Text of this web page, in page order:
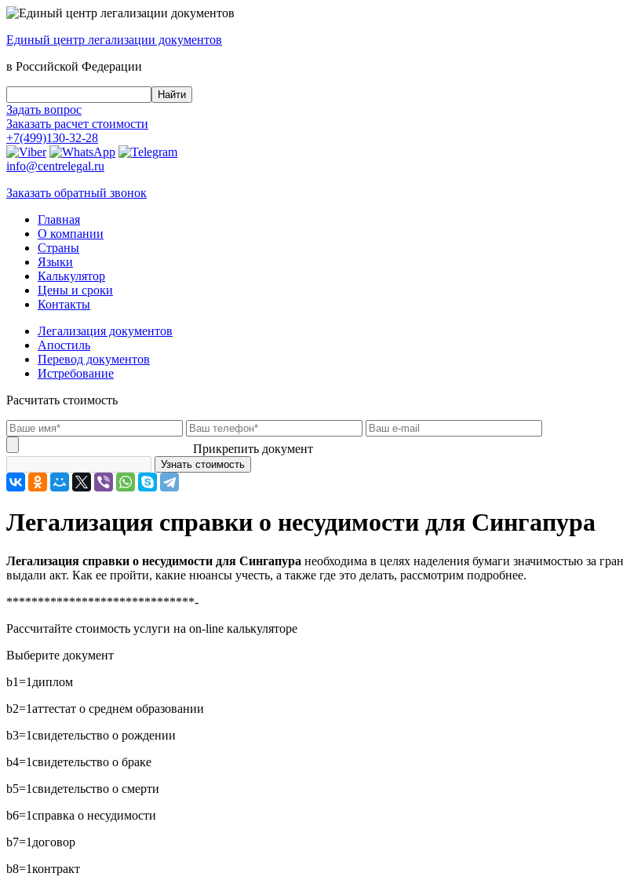
Единый центр легализации документов
в Российской Федерации
Задать вопрос
Заказать расчет стоимости
+7(499)130-32-28
info@centrelegal.ru
Заказать обратный звонок
Главная
О компании
Страны
Языки
Калькулятор
Цены и сроки
Контакты
Легализация документов
Апостиль
Перевод документов
Истребование
Расчитать стоимость
Прикрепить документ
Легализация справки о несудимости для Сингапура
Легализация справки о несудимости для Сингапура необходима в целях наделения бумаги значимостью за
выдали акт. Как ее пройти, какие нюансы учесть, а также где это делать, рассмотрим подробнее.
******************************-
Рассчитайте стоимость услуги на on-line калькуляторе
Выберите документ
b1=1 диплом
b2=1аттестат о среднем образовании
b3=1свидетельство о рождении
b4=1свидетельство о браке
b5=1свидетельство о смерти
b6=1справка о несудимости
b7=1 договор
b8=1контракт